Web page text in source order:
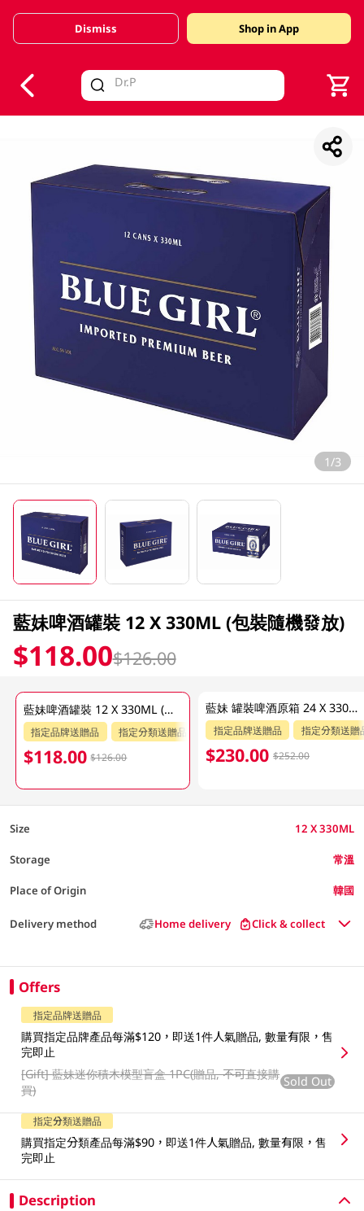
Valid Until 30 June 2026
Dismiss Shop in App
1/3
藍妹啤酒罐裝 12 X 330ML (包裝隨機發放)
$118.00$126.00
藍妹啤酒罐裝 12 X 330ML (包裝隨機發放)
指定品牌送贈品 指定分類送贈品
$118.00 $126.00
藍妹 罐裝啤酒原箱 24 X 330ML
指定品牌送贈品 指定分類送贈
$230.00 $252.00
Size 12 X 330ML
Storage 常溫
Place of Origin 韓國
Delivery method Home delivery Click & collect
Offers
指定品牌送贈品
購買指定品牌產品每滿$120，即送1件人氣贈品, 數量有限，售
完即止
[Gift]藍妹迷你積木模型盲盒 1PC(贈品, 不可直接購
買)
Sold Out
指定分類送贈品
購買指定分類產品每滿$90，即送1件人氣贈品, 數量有限，售
完即止
Description